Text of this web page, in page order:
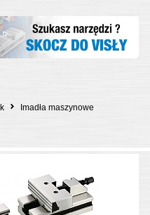
Imadła maszynowe